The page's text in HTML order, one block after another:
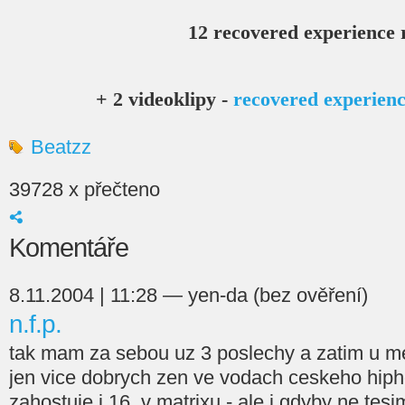
12 recovered experience
+ 2 videoklipy - recovered
Beatzz
39728 x přečteno
Komentáře
8.11.2004 | 11:28 — yen-da (bez ověření)
n.f.p.
tak mam za sebou uz 3 poslechy a zatim u
jen vice dobrych zen ve vodach ceskeho